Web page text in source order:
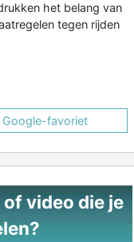
het belang van
tegen rijden
Google-favoriet
video die je